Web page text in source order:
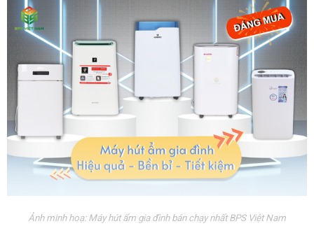
Ảnh minh hoạ: Máy hút ẩm gia đình bán chạy nhất BPS Việt Nam